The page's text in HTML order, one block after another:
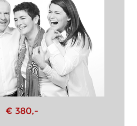
€ 380,-